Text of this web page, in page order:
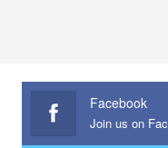
Facebook